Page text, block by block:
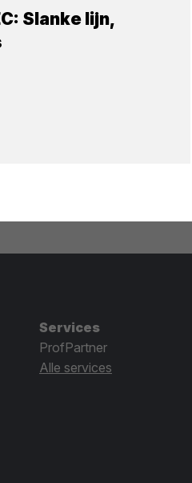
Slanke lijn,
Services
ProfPartner
Alle services